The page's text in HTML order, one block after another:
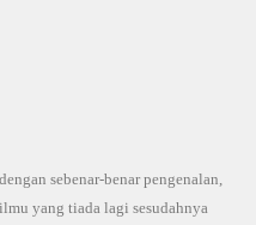
sebenar-benar pengenalan,
yang tiada lagi sesudahnya